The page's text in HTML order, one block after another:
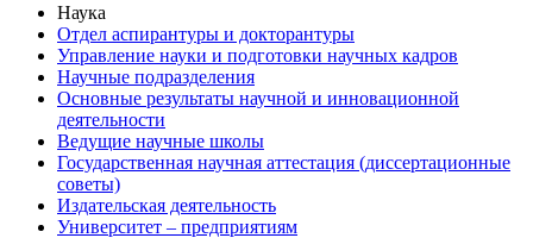
Наука
Отдел аспирантуры и докторантуры
Управление науки и подготовки научных кадров
Научные подразделения
Основные результаты научной и инновационной
деятельности
Ведущие научные школы
Государственная научная аттестация (диссертационные
советы)
Издательская деятельность
Университет – предприятиям